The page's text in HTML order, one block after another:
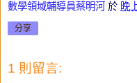
數學領域輔導員蔡明河 於 晚
分享
1 則留言: